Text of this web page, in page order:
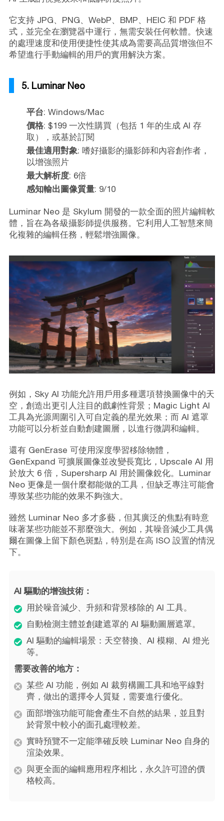
它支持 JPG、PNG、WebP、BMP、HEIC 和 PDF 格
式，並完全在瀏覽器中運行，無需安裝任何軟體。快速
的處理速度和使用便捷性使其成為需要高品質增強但不
希望進行手動編輯的用戶的實用解決方案。
5. Luminar Neo
平台: Windows/Mac
價格: $199 一次性購買（包括 1 年的生成 AI 存
取），或基於訂閱
最佳適用對象: 嗜好攝影的攝影師和內容創作者，
以增強照片
最大解析度: 6倍
感知輸出圖像質量: 9/10
Luminar Neo 是 Skylum 開發的一款全面的照片編輯軟
體，旨在為各級攝影師提供服務。它利用人工智慧來簡
化複雜的編輯任務，輕鬆增強圖像。
例如，Sky AI 功能允許用戶用多種選項替換圖像中的天
空，創造出更引人注目的戲劇性背景；Magic Light AI
工具為光源周圍引入可自定義的星光效果；而 AI 遮罩
功能可以分析並自動創建圖層，以進行微調和編輯。
還有 GenErase 可使用深度學習移除物體，
GenExpand 可擴展圖像並改變長寬比，Upscale AI 用
於放大 6 倍，Supersharp AI 用於圖像銳化。Luminar
Neo 更像是一個什麼都能做的工具，但缺乏專注可能會
導致某些功能的效果不夠強大。
雖然 Luminar Neo 多才多藝，但其廣泛的焦點有時意
味著某些功能並不那麼強大。例如，其噪音減少工具偶
爾在圖像上留下顏色斑點，特別是在高 ISO 設置的情況
下。
AI 驅動的增強技術：
用於噪音減少、升頻和背景移除的 AI 工具。
自動檢測主體並創建遮罩的 AI 驅動圖層遮罩。
AI 驅動的編輯場景：天空替換、AI 模糊、AI 燈光
等。
需要改善的地方：
某些 AI 功能，例如 AI 裁剪構圖工具和地平線對
齊，做出的選擇令人質疑，需要進行優化。
面部增強功能可能會產生不自然的結果，並且對
於背景中較小的面孔處理較差。
實時預覽不一定能準確反映 Luminar Neo 自身的
渲染效果。
與更全面的編輯應用程序相比，永久許可證的價
格較高。